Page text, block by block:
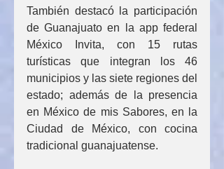
También destacó la participación
de Guanajuato en la app federal
México Invita, con 15 rutas
turísticas que integran los 46
municipios y las siete regiones del
estado; además de la presencia
en México de mis Sabores, en la
Ciudad de México, con cocina
tradicional guanajuatense.